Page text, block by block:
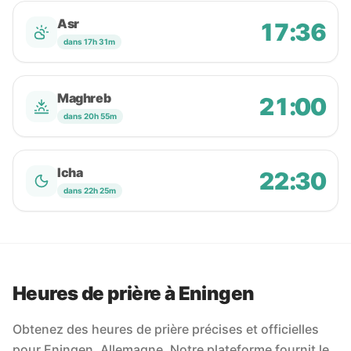
Asr
dans 17h 31m 17:36
Maghreb
dans 20h 55m 21:00
Icha
dans 22h 25m 22:30
Heures de prière à Eningen
Obtenez des heures de prière précises et officielles